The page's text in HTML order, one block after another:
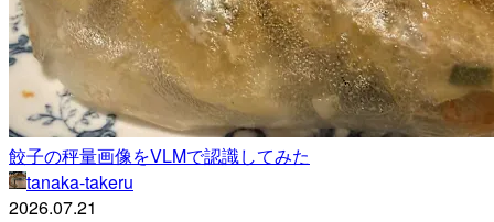
餃子の秤量画像をVLMで認識してみた
tanaka-takeru
2026.07.21